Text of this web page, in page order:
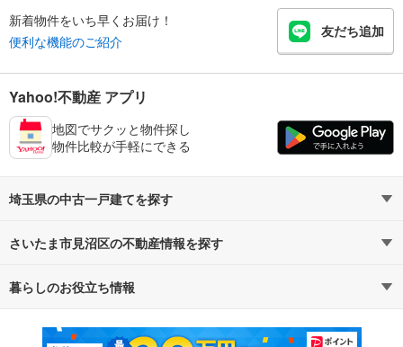
新着物件をいち早くお届け！
便利な機能のご紹介
友だち追加
Yahoo!不動産 アプリ
地図でサクッと物件探し
物件比較が手軽にできる
埼玉県の中古一戸建てを探す
路線・駅から探す 地域から探す
通勤・通学時間から探す
さいたま市見沼区の不動産情報を探す
不動産・住宅
新築マンション 中古マンション
暮らしのお役立ち情報
マンションカタログ 教えて！住まいの先生